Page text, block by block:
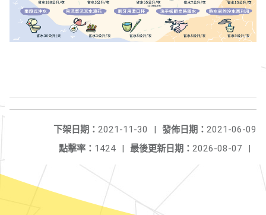
發佈日期： 2021-06-09
下架日期： 2021-11-30
|
最後更新日期： 2026-08-07 |
點擊率： 1424 |